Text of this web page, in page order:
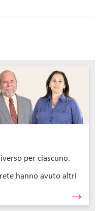
per ciascuno.
hanno avuto altri